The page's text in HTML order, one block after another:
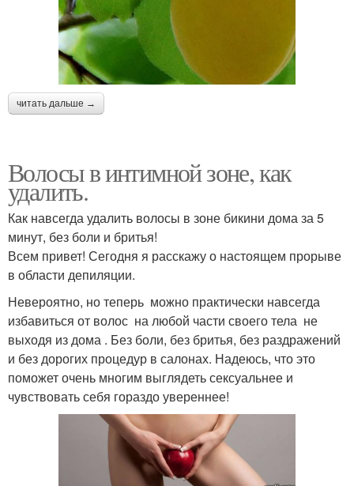
читать дальше →
Волосы в интимной зоне, как
удалить.
Как навсегда удалить волосы в зоне бикини дома за 5
минут, без боли и бритья!
Всем привет! Сегодня я расскажу о настоящем прорыве
в области депиляции.
Невероятно, но теперь можно практически навсегда
избавиться от волос на любой части своего тела не
выходя из дома . Без боли, без бритья, без раздражений
и без дорогих процедур в салонах. Надеюсь, что это
поможет очень многим выглядеть сексуальнее и
чувствовать себя гораздо увереннее!